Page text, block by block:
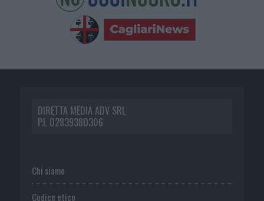
DIRETTA MEDIA ADV SRL
P.I. 02839380306
Chi siamo
Codice etico